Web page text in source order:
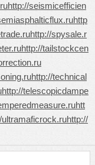
http://seismicefficien
http
http://spysale.r
http://tailstockcen
http://technical
http://telescopicdampe
htt
ultramaficrock.ruhttp://